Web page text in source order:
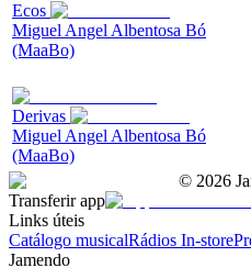
Ecos
Miguel Angel Albentosa Bó
(MaaBo)
Derivas
Miguel Angel Albentosa Bó
(MaaBo)
© 2026
Transferir app
Links úteis
Catálogo musicalRádios In-store
Jamendo